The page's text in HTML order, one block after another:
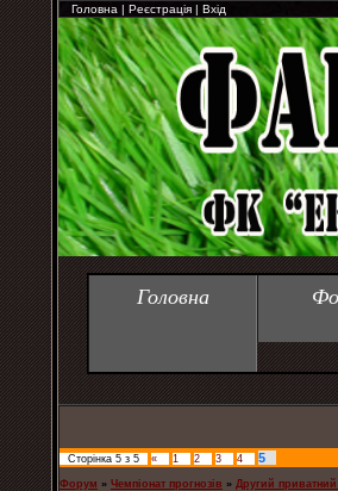
Головна | Реєстрація | Вхід
Головна
Сторінка 5 з 5 « 1 2 3 4 5
Форум » Чемпіонат прогнозів » Другий приватний